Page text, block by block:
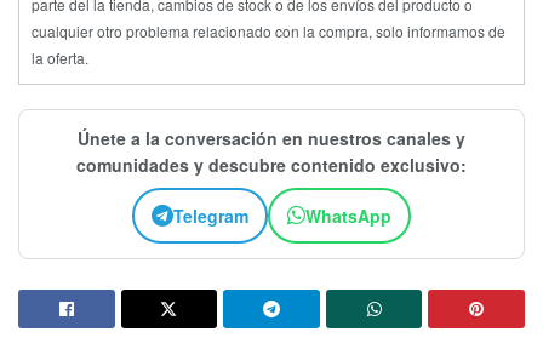
parte del la tienda, cambios de stock o de los envíos del producto o
cualquier otro problema relacionado con la compra, solo informamos de
la oferta.
Únete a la conversación en nuestros canales y
comunidades y descubre contenido exclusivo:
Telegram WhatsApp